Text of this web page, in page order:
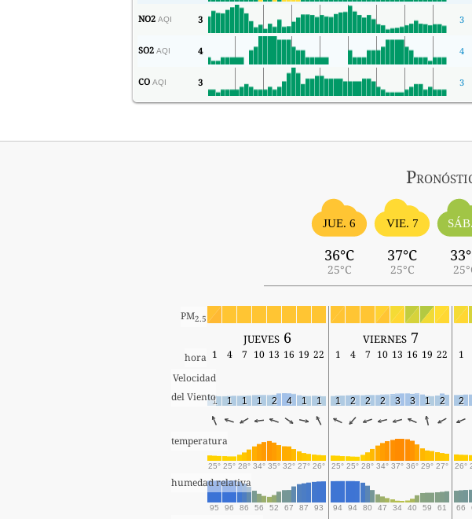
NO2 AQI 3 3
SO2 AQI 4 4
CO AQI 3 3
JUE. 6
36°C
25°C
VIE. 7
37°C
25°C
PM2.5
jueves 6 viernes 7
hora 1 4 7 10 13 16 19 22 1 4 7 10 13 16 19 22 1
Velocidad
del Viento
1 1 1 1 2 4 1 1 1 2 2 2 3 3 1 2 2
temperatura
25° 25° 28° 34° 35° 32° 27° 26° 25° 25° 28° 34° 37° 36° 29° 27° 26°
humedad relativa
95 96 86 56 52 67 87 93 94 94 80 47 34 40 59 61 66